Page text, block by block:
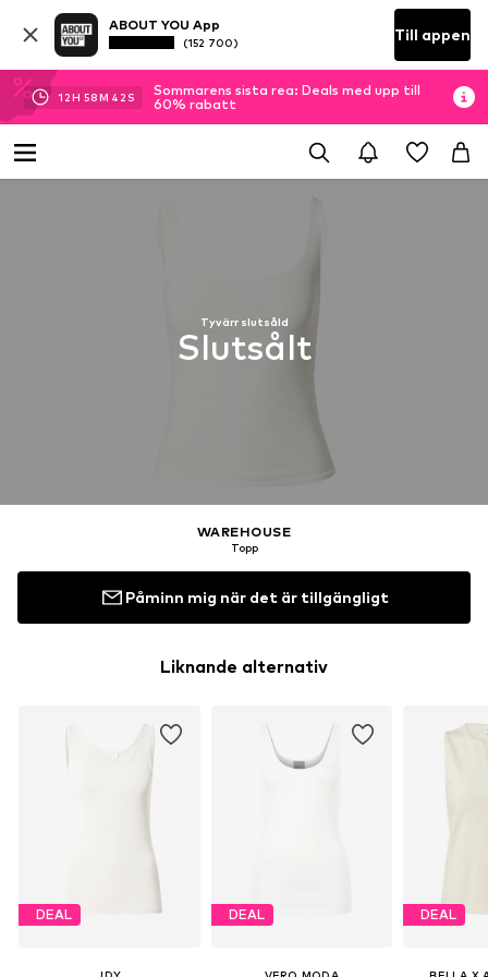
ABOUT YOU App
(152 700) Till appen
12H 58M 42 S
Sommarens sista rea: Deals med upp till
60% rabatt
Tyvärr slutsåld
Slutsålt
WAREHOUSE
Topp
Påminn mig när det är tillgängligt
Liknande alternativ
DEAL DEAL DEAL